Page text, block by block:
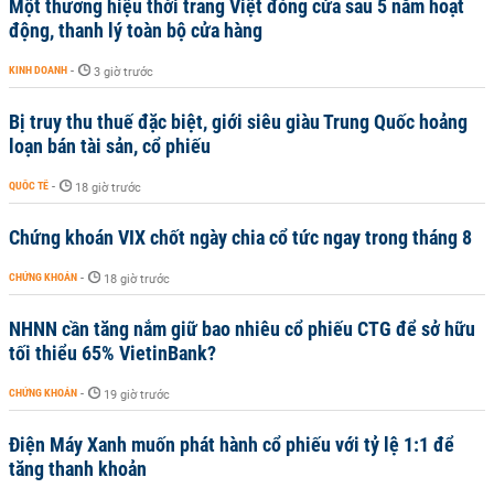
Một thương hiệu thời trang Việt đóng cửa sau 5 năm hoạt
động, thanh lý toàn bộ cửa hàng
KINH DOANH - 3 giờ trước
Bị truy thu thuế đặc biệt, giới siêu giàu Trung Quốc hoảng
loạn bán tài sản, cổ phiếu
QUỐC TẾ - 18 giờ trước
Chứng khoán VIX chốt ngày chia cổ tức ngay trong tháng 8
CHỨNG KHOÁN - 18 giờ trước
NHNN cần tăng nắm giữ bao nhiêu cổ phiếu CTG để sở hữu
tối thiểu 65% VietinBank?
CHỨNG KHOÁN - 19 giờ trước
Điện Máy Xanh muốn phát hành cổ phiếu với tỷ lệ 1:1 để
tăng thanh khoản